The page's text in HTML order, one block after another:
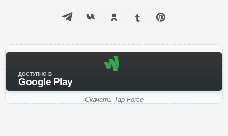
ДОСТУПНО В
Google Play
Скачать Tap Force